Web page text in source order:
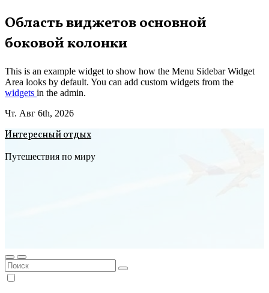
Перейти
к
содержимому
Область виджетов основной
боковой колонки
This is an example widget to show how the Menu Sidebar Widget
Area looks by default. You can add custom widgets from the
widgets in the admin.
Чт. Авг 6th, 2026
Интересный отдых
Путешествия по миру